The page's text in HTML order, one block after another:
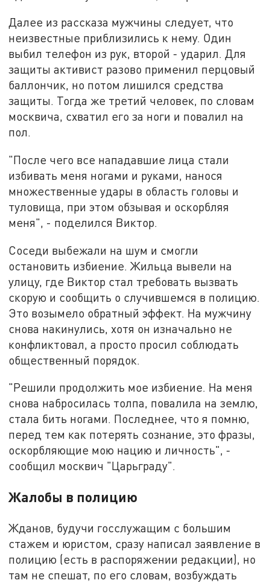
Далее из рассказа мужчины следует, что
неизвестные приблизились к нему. Один
выбил телефон из рук, второй - ударил. Для
защиты активист разово применил перцовый
баллончик, но потом лишился средства
защиты. Тогда же третий человек, по словам
москвича, схватил его за ноги и повалил на
пол.
"После чего все нападавшие лица стали
избивать меня ногами и руками, нанося
множественные удары в область головы и
туловища, при этом обзывая и оскорбляя
меня", - поделился Виктор.
Соседи выбежали на шум и смогли
остановить избиение. Жильца вывели на
улицу, где Виктор стал требовать вызвать
скорую и сообщить о случившемся в полицию.
Это возымело обратный эффект. На мужчину
снова накинулись, хотя он изначально не
конфликтовал, а просто просил соблюдать
общественный порядок.
"Решили продолжить мое избиение. На меня
снова набросилась толпа, повалила на землю,
стала бить ногами. Последнее, что я помню,
перед тем как потерять сознание, это фразы,
оскорбляющие мою нацию и личность", -
сообщил москвич "Царьграду".
Жалобы в полицию
Жданов, будучи госслужащим с большим
стажем и юристом, сразу написал заявление в
полицию (есть в распоряжении редакции), но
там не спешат, по его словам, возбуждать